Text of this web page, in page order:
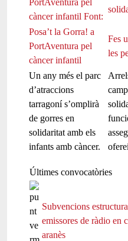
Posa’t la Gorra! a
PortAventura pel
càncer infantil
Fes
les
Un any més el parc
d’atraccions
tarragoní s’omplirà
de gorres en
solidaritat amb els
infants amb càncer.
Últimes convocatòries
Subvencions
emissores de ràdio en
aranès